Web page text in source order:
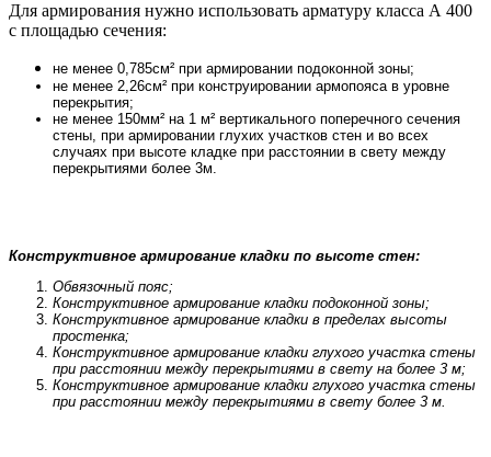
Для армирования нужно использовать арматуру класса А 400
с площадью сечения:
не менее 0,785см² при армировании подоконной зоны;
не менее 2,26см² при конструировании армопояса в уровне
перекрытия;
не менее 150мм² на 1 м² вертикального поперечного сечения
стены, при армировании глухих участков стен и во всех
случаях при высоте кладке при расстоянии в свету между
перекрытиями более 3м.
Конструктивное армирование кладки по высоте стен:
Обвязочный пояс;
Конструктивное армирование кладки подоконной зоны;
Конструктивное армирование кладки в пределах высоты
простенка;
Конструктивное армирование кладки глухого участка стены
при расстоянии между перекрытиями в свету на более 3 м;
Конструктивное армирование кладки глухого участка стены
при расстоянии между перекрытиями в свету более 3 м.